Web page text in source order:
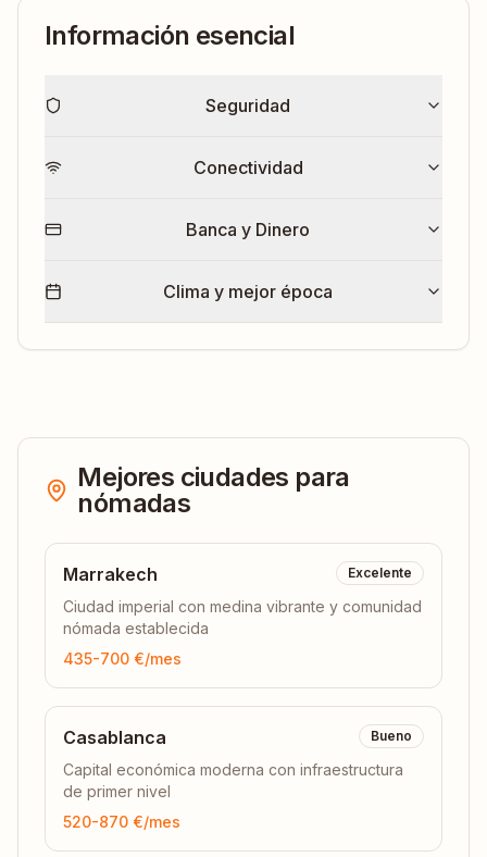
Información esencial
Seguridad
Conectividad
Banca y Dinero
Clima y mejor época
Mejores ciudades para
nómadas
Marrakech Excelente
Ciudad imperial con medina vibrante y comunidad
nómada establecida
435-700 €/mes
Casablanca Bueno
Capital económica moderna con infraestructura
de primer nivel
520-870 €/mes